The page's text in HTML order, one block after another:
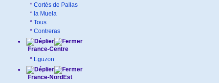
* Cortès de Pallas
* la Muela
* Tous
* Contreras
France-Centre
* Eguzon
France-NordEst